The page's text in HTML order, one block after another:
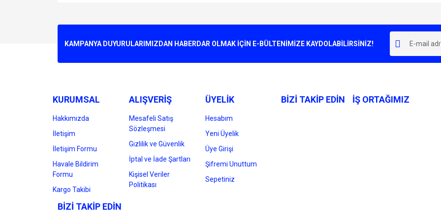
Ürün resmi kalitesiz, bozuk veya görüntülenemiyor.
Bu ürüne benzer farklı alternatifler olmalı.
KAMPANYA DUYURULARIMIZDAN HABERDAR OLMAK İÇİN E-BÜLTENİMİZE KAYDOLABİLİRSİNİZ!
KURUMSAL
Hakkımızda
İletişim
İletişim Formu
Havale Bildirim
Formu
Kargo Takibi
ALIŞVERİŞ
Mesafeli Satış
Sözleşmesi
Gizlilik ve Güvenlik
İptal ve İade Şartları
Kişisel Veriler
Politikası
ÜYELİK
Hesabım
Yeni Üyelik
Üye Girişi
Şifremi Unuttum
Sepetiniz
BİZİ TAKİP EDİN İŞ ORTAĞIMIZ
BİZİ TAKİP EDİN